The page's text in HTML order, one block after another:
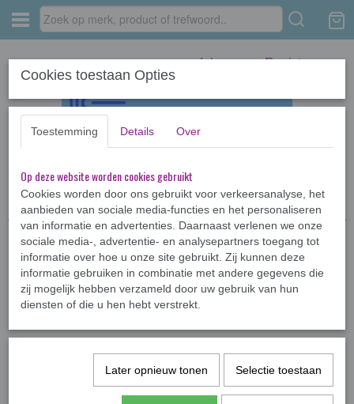
Inloggen Registreren
Home › Jeugdboeken >12jr › Diverse jeugdboeken
Cookies toestaan Opties
Toestemming Details Over
Op deze website worden cookies gebruikt
Cookies worden door ons gebruikt voor verkeersanalyse, het
aanbieden van sociale media-functies en het personaliseren
van informatie en advertenties. Daarnaast verlenen we onze
sociale media-, advertentie- en analysepartners toegang tot
informatie over hoe u onze site gebruikt. Zij kunnen deze
informatie gebruiken in combinatie met andere gegevens die
zij mogelijk hebben verzameld door uw gebruik van hun
diensten of die u hen hebt verstrekt.
Later opnieuw tonen Selectie toestaan